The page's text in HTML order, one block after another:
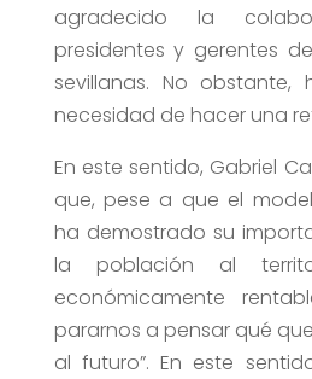
agradecido la
presidentes y gerentes
sevillanas. No obstante,
necesidad de hacer una
En este sentido, Gabriel
que, pese a que el
ha demostrado su
la población al
económicamente
pararnos a pensar qué
al futuro”. En este